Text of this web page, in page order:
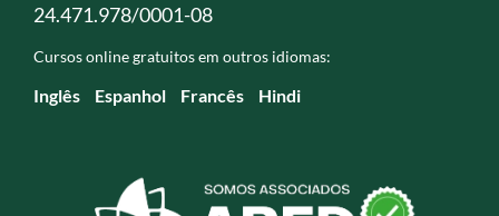
24.471.978/0001-08
Cursos online gratuitos em outros idiomas:
Inglês Espanhol Francês Hindi